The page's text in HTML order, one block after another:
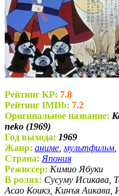
Рейтинг KP: 7.8
Рейтинг IMDb: 7.2
Оригинальное название:
neko (1969)
Год выхода: 1969
Жанр: аниме мультфильм
Страна: Япония
Режиссер: Кимио Ябуки
В ролях: Сусуму Исикава,
Асао Коикэ, Кинъя Аикава,